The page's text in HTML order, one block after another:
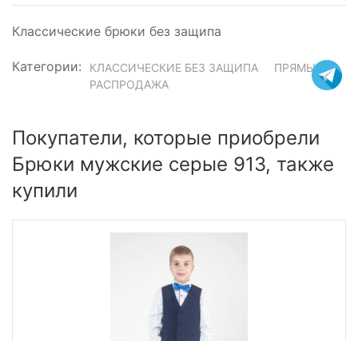
Классические брюки без защипа
Категории: КЛАССИЧЕСКИЕ БЕЗ ЗАЩИПА
ПРЯМЫЕ
РАСПРОДАЖА
Покупатели, которые приобрели
Брюки мужские серые 913, также
купили